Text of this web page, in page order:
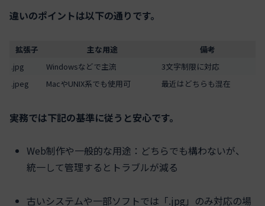
違いのポイントは以下の通りです。
拡張子 主な用途
備考
.jpg
Windowsなどで主流
3文字制限に対応
.jpeg
MacやUNIX系でも使用可 最近はどちらも混在
実務では下記の基準に従うと安心です。
Web制作や一般的な用途：どちらでも構わないが、
統一して管理するとトラブルが減る
古いシステムや一部ソフトでは「.jpg」のみ対応の場